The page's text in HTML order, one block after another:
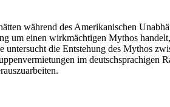
während des Amerikanischen
um einen wirkmächtigen Mythos
untersucht die Entstehung des Mythos
im deutschsprachigen